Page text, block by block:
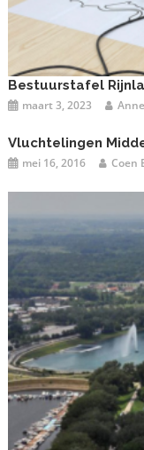
Bestuurstafel
maart 3, 2023
Vluchtelingen
mei 16, 2016 Coen